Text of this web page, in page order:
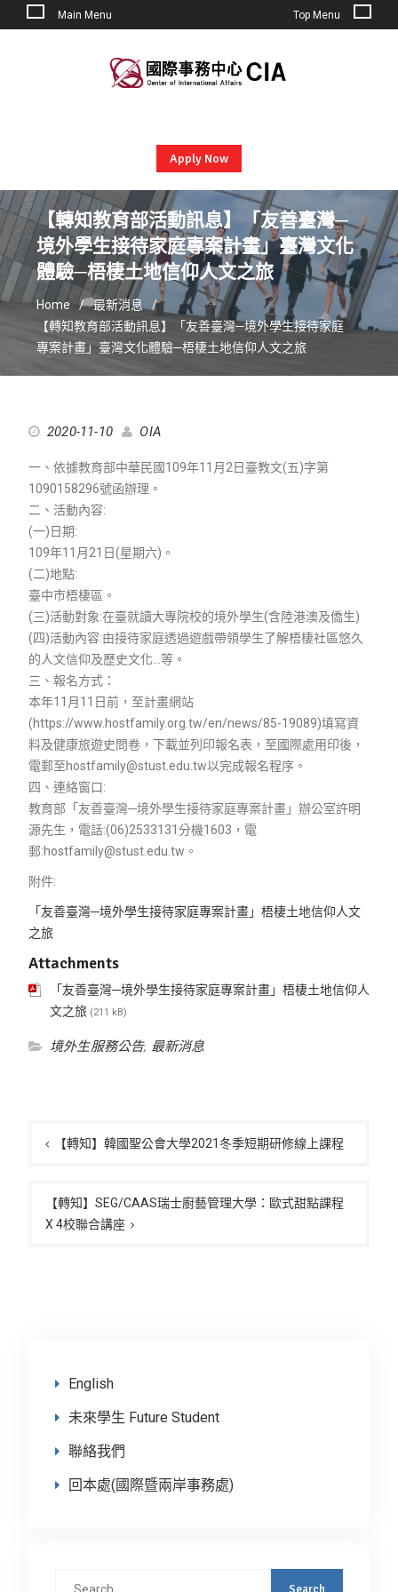
Main Menu Top Menu
Apply Now
【轉知教育部活動訊息】「友善臺灣─
境外學生接待家庭專案計畫」臺灣文化
體驗─梧棲土地信仰人文之旅
Home
最新消息
【轉知教育部活動訊息】「友善臺灣─境外學生接待家庭
專案計畫」臺灣文化體驗─梧棲土地信仰人文之旅
2020-11-10 OIA
一、依據教育部中華民國109年11月2日臺教文(五)字第
1090158296號函辦理。
二、活動內容:
(一)日期:
109年11月21日(星期六)。
(二)地點:
臺中市梧棲區。
(三)活動對象:在臺就讀大專院校的境外學生(含陸港澳及僑生)
(四)活動內容:由接待家庭透過遊戲帶領學生了解梧棲社區悠久
的人文信仰及歷史文化…等。
三、報名方式：
本年11月11日前，至計畫網站
(https://www.hostfamily.org.tw/en/news/85-19089)填寫資
料及健康旅遊史問卷，下載並列印報名表，至國際處用印後，
電郵至hostfamily@stust.edu.tw以完成報名程序。
四、連絡窗口:
教育部「友善臺灣─境外學生接待家庭專案計畫」辦公室許明
源先生，電話:(06)2533131分機1603，電
郵:hostfamily@stust.edu.tw。
附件:
「友善臺灣─境外學生接待家庭專案計畫」梧棲土地信仰人文
之旅
Attachments
「友善臺灣─境外學生接待家庭專案計畫」梧棲土地信仰人
文之旅 (211 kB)
境外生服務公告, 最新消息
章
【轉知】韓國聖公會大學2021冬季短期研修線上課程
【轉知】SEG/CAAS瑞士廚藝管理大學：歐式甜點課程
X 4校聯合講座
English
未來學生 Future Student
聯絡我們
回本處(國際暨兩岸事務處)